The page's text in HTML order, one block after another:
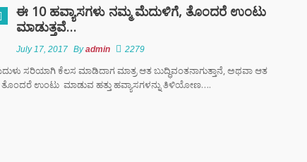
ಜಾಲ: ಶಾಲೆ ರಜೆ
ಭಿಕ್ಷೆಗೆ
ಟ್ರೋಫಿ
ಈ 10 ಹವ್ಯಾಸಗಳು ನಮ್ಮ ಮೆದುಳಿಗೆ, ತೊಂದರೆ ಉಂಟು
ಮಾಡುತ್ತವೆ…
July 17, 2017 Byadmin 2279
ಸರಿಯಾಗಿ ಕೆಲಸ ಮಾಡಿದಾಗ ಮಾತ್ರ ಆತ ಬುದ್ಧಿವಂತನಾಗುತ್ತಾನೆ, ಅಥವಾ ಆತ
ತೊಂದರೆ ಉಂಟು ಮಾಡುವ ಹತ್ತು ಹವ್ಯಾಸಗಳನ್ನು ತಿಳಿಯೋಣ….